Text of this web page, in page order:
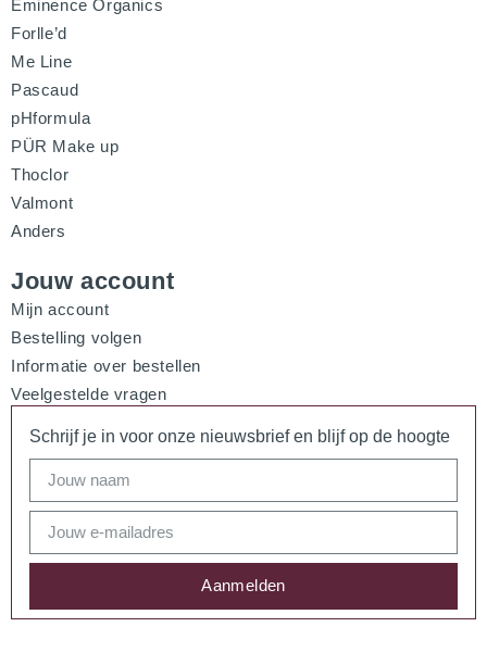
Éminence Organics
Forlle’d
Me Line
Pascaud
pHformula
PÜR Make up
Thoclor
Valmont
Anders
Jouw account
Mijn account
Bestelling volgen
Informatie over bestellen
Veelgestelde vragen
Schrijf je in voor onze nieuwsbrief en blijf op de hoogte
Aanmelden